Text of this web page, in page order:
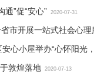
通”促“安心” 2020-07-31
市开展一站式社会心理
心小屋举办“心怀阳光
敦煌落地 2020-07-13